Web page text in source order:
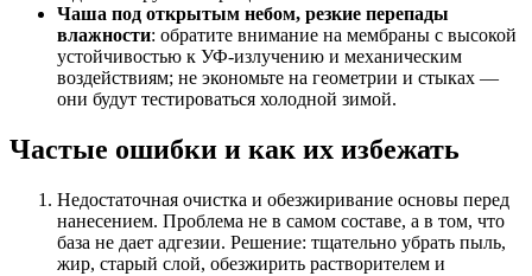
Чаша под открытым небом, резкие перепады
влажности: обратите внимание на мембраны с высокой
устойчивостью к УФ-излучению и механическим
воздействиям; не экономьте на геометрии и стыках —
они будут тестироваться холодной зимой.
Частые ошибки и как их избежать
Недостаточная очистка и обезжиривание основы перед
нанесением. Проблема не в самом составе, а в том, что
база не дает адгезии. Решение: тщательно убрать пыль,
жир, старый слой, обезжирить растворителем и